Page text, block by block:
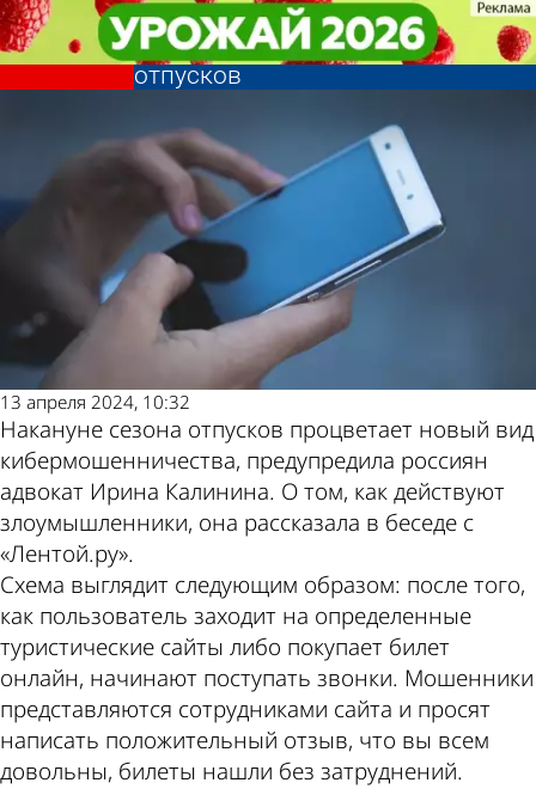
Россиян предупредили о новом
виде мошенничества в сезон
отпусков
В стране и
мире
13 апреля 2024, 10:32
Накануне сезона отпусков процветает новый вид
кибермошенничества, предупредила россиян
адвокат Ирина Калинина. О том, как действуют
злоумышленники, она рассказала в беседе с
«Лентой.ру».
Схема выглядит следующим образом: после того,
как пользователь заходит на определенные
туристические сайты либо покупает билет
онлайн, начинают поступать звонки. Мошенники
представляются сотрудниками сайта и просят
написать положительный отзыв, что вы всем
довольны, билеты нашли без затруднений.
Россиян предупредили о новом
виде мошенничества в сезон
отпусков
В стране и
мире
Последние
новости
Погода и курсы
валют в Пензе